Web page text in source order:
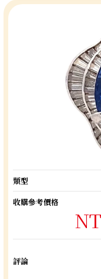
類型
收購參考價格
評論